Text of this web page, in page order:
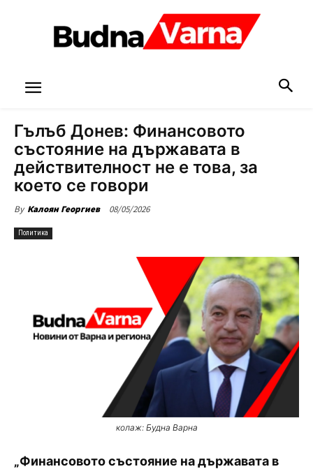
Гълъб Донев: Финансовото
състояние на държавата в
действителност не е това, за
което се говори
By Калоян Георгиев 08/05/2026
Политика
колаж: Будна Варна
„Финансовото състояние на държавата в